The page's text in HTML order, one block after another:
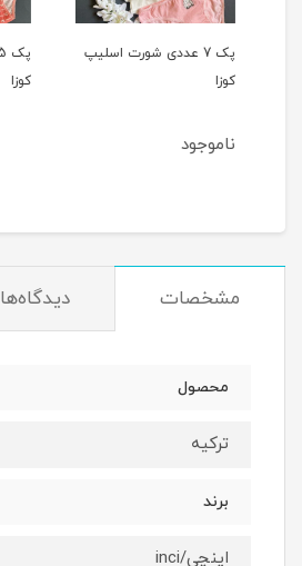
پک 7 عددی شورت اسلیپ
کوزا
ناموجود
کوزا
مشخصات دیدگاه‌ها
محصول
ترکیه
برند
اینچی/inci